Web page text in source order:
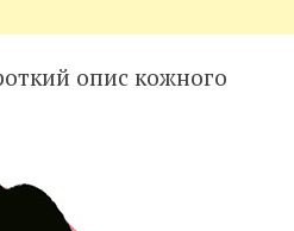
опис кожного